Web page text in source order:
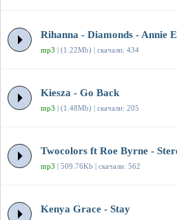
Rihanna - Diamonds - Annie
mp3 | (1.22Mb) | скачали: 434
Kiesza - Go Back
mp3 | (1.48Mb) | скачали: 205
Twocolors ft Roe Byrne -
mp3 | 509.76Kb | скачали: 562
Kenya Grace - Stay